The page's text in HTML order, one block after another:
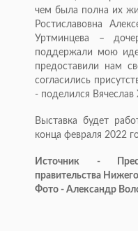
чем была полна их
Ростиславовна
Уртминцева –
поддержали мою
предоставили нам
согласились
- поделился Вячеслав
Выставка будет
конца февраля 2022
Источник -
правительства
Фото - Александр